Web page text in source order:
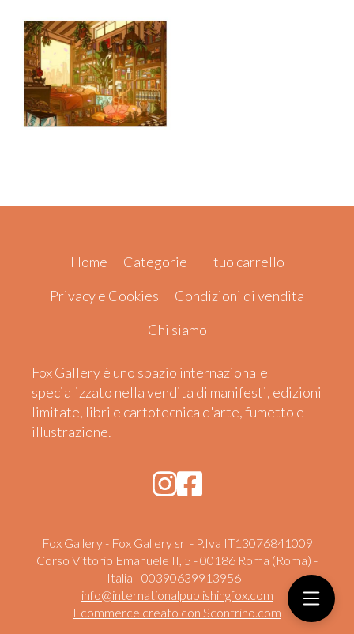
Home Categorie
Il tuo carrello
Privacy e Cookies
Condizioni di vendita
Chi siamo
Fox Gallery è uno spazio internazionale
specializzato nella vendita di manifesti, edizioni
limitate, libri e cartotecnica d'arte, fumetto e
illustrazione.
Fox Gallery - Fox Gallery srl - P.Iva IT13076841009
Corso Vittorio Emanuele II, 5 - 00186 Roma (Roma) -
Italia - 00390639913956 -
info@internationalpublishingfox.com
Ecommerce creato con Scontrino.com